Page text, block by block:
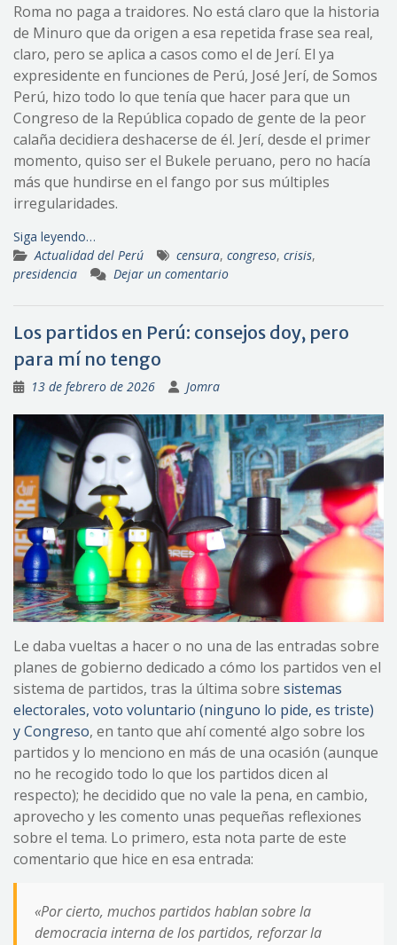
Roma no paga a traidores. No está claro que la historia
de Minuro que da origen a esa repetida frase sea real,
claro, pero se aplica a casos como el de Jerí. El ya
expresidente en funciones de Perú, José Jerí, de Somos
Perú, hizo todo lo que tenía que hacer para que un
Congreso de la República copado de gente de la peor
calaña decidiera deshacerse de él. Jerí, desde el primer
momento, quiso ser el Bukele peruano, pero no hacía
más que hundirse en el fango por sus múltiples
irregularidades.
Siga leyendo…
Actualidad del Perú
censura, congreso, crisis,
presidencia
Dejar un comentario
Los partidos en Perú: consejos doy, pero
para mí no tengo
13 de febrero de 2026 Jomra
Le daba vueltas a hacer o no una de las entradas sobre
planes de gobierno dedicado a cómo los partidos ven el
sistema de partidos, tras la última sobre sistemas
electorales, voto voluntario (ninguno lo pide, es triste)
y Congreso, en tanto que ahí comenté algo sobre los
partidos y lo menciono en más de una ocasión (aunque
no he recogido todo lo que los partidos dicen al
respecto); he decidido que no vale la pena, en cambio,
aprovecho y les comento unas pequeñas reflexiones
sobre el tema. Lo primero, esta nota parte de este
comentario que hice en esa entrada:
«Por cierto, muchos partidos hablan sobre la
democracia interna de los partidos, reforzar la